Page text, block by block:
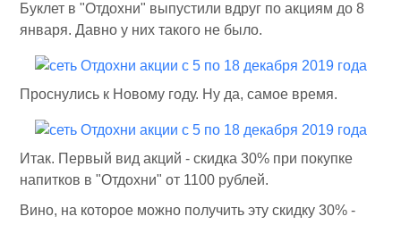
Буклет в "Отдохни" выпустили вдруг по акциям до 8
января. Давно у них такого не было.
Проснулись к Новому году. Ну да, самое время.
Итак. Первый вид акций - скидка 30% при покупке
напитков в "Отдохни" от 1100 рублей.
Вино, на которое можно получить эту скидку 30% -